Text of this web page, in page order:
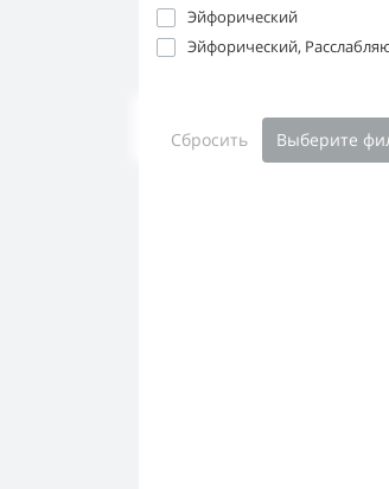
Эйфорический
Эйфорический,
Сбросить Выберите